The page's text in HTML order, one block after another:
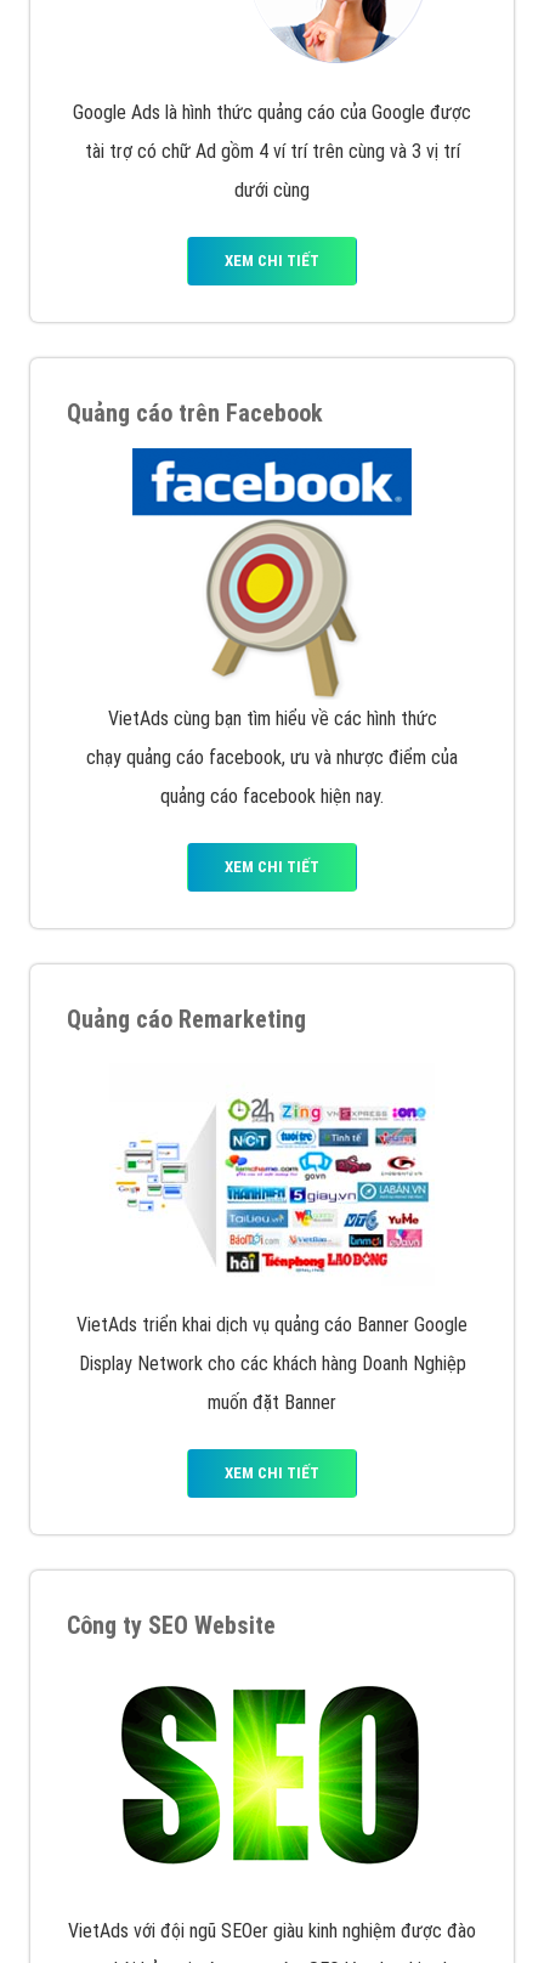
Google Ads là hình thức quảng cáo của Google được
tài trợ có chữ Ad gồm 4 ví trí trên cùng và 3 vị trí
dưới cùng
XEM CHI TIẾT
Quảng cáo trên Facebook
VietAds cùng bạn tìm hiểu về các hình thức
chạy quảng cáo facebook, ưu và nhược điểm của
quảng cáo facebook hiện nay.
XEM CHI TIẾT
Quảng cáo Remarketing
VietAds triển khai dịch vụ quảng cáo Banner Google
Display Network cho các khách hàng Doanh Nghiệp
muốn đặt Banner
XEM CHI TIẾT
Công ty SEO Website
VietAds với đội ngũ SEOer giàu kinh nghiệm được đào